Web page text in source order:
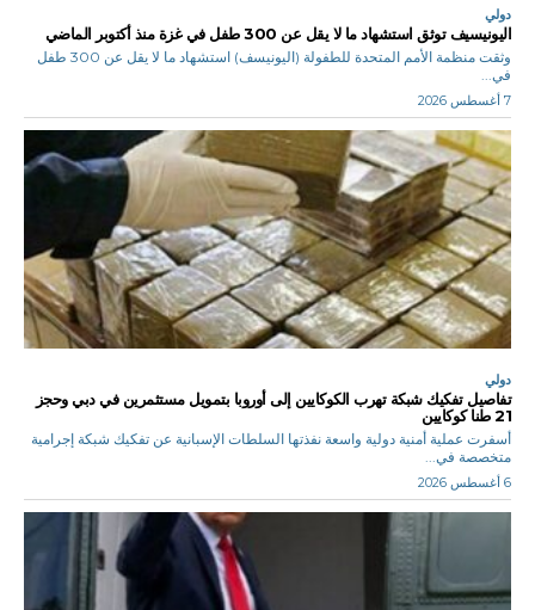
دولي
اليونيسيف توثق استشهاد ما لا يقل عن 300 طفل في غزة منذ أكتوبر الماضي
وثقت منظمة الأمم المتحدة للطفولة (اليونيسف) استشهاد ما لا يقل عن 300 طفل
في...
7 أغسطس 2026
دولي
تفاصيل تفكيك شبكة تهرب الكوكايين إلى أوروبا بتمويل مستثمرين في دبي وحجز
21 طنا كوكايين
أسفرت عملية أمنية دولية واسعة نفذتها السلطات الإسبانية عن تفكيك شبكة إجرامية
متخصصة في...
6 أغسطس 2026